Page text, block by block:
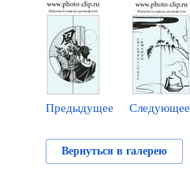
Предыдущее Следующее
Вернуться в галерею